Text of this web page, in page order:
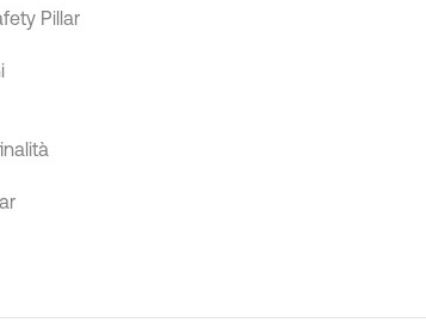
Pillar